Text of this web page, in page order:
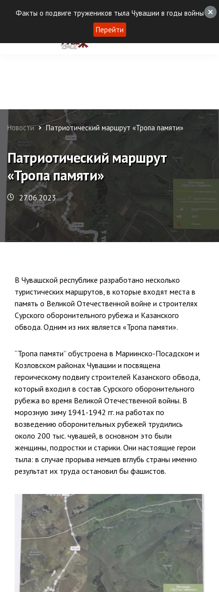
Новости Патриотический маршрут «Тропа памяти»
Патриотический маршрут
«Тропа памяти»
27.06.2023
В Чувашской республике разработано несколько
туристических маршрутов, в которые входят места в
память о Великой Отечественной войне и строителях
Сурского оборонительного рубежа и Казанского
обвода. Одним из них является «Тропа памяти».
“Тропа памяти” обустроена в Мариинско-Посадском и
Козловском районах Чувашии и посвящена
героическому подвигу строителей Казанского обвода,
который входил в состав Сурского оборонительного
рубежа во время Великой Отечественной войны. В
морозную зиму 1941-1942 гг. на работах по
возведению оборонительных рубежей трудились
около 200 тыс. чувашей, в основном это были
женщины, подростки и старики. Они настоящие герои
тыла: в случае прорыва немцев вглубь страны именно
результат их труда остановил бы фашистов.
Факты о подвиге тружеников тыла Чувашии в годы войны
Перейти